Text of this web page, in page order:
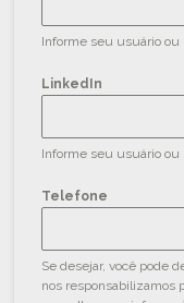
Informe seu usuário ou
LinkedIn
Informe seu usuário ou
Telefone
Se desejar, você pode
nos responsabilizamos